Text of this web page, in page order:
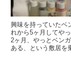
興味を持っていたベ
れから5ヶ月してや
2ヶ月、やっとベン
ある、という敷居を